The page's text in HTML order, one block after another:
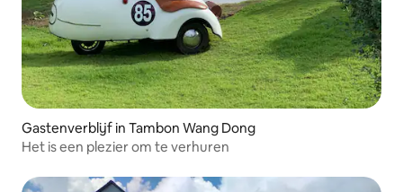
Gastenverblijf in Tambon Wang Dong
Het is een plezier om te verhuren